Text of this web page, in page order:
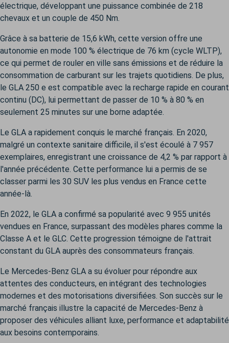
électrique, développant une puissance combinée de 218
chevaux et un couple de 450 Nm.
Grâce à sa batterie de 15,6 kWh, cette version offre une
autonomie en mode 100 % électrique de 76 km (cycle WLTP),
ce qui permet de rouler en ville sans émissions et de réduire la
consommation de carburant sur les trajets quotidiens. De plus,
le GLA 250 e est compatible avec la recharge rapide en courant
continu (DC), lui permettant de passer de 10 % à 80 % en
seulement 25 minutes sur une borne adaptée.
Le GLA a rapidement conquis le marché français. En 2020,
malgré un contexte sanitaire difficile, il s'est écoulé à 7 957
exemplaires, enregistrant une croissance de 4,2 % par rapport à
l'année précédente. Cette performance lui a permis de se
classer parmi les 30 SUV les plus vendus en France cette
année-là.
En 2022, le GLA a confirmé sa popularité avec 9 955 unités
vendues en France, surpassant des modèles phares comme la
Classe A et le GLC. Cette progression témoigne de l'attrait
constant du GLA auprès des consommateurs français.
Le Mercedes-Benz GLA a su évoluer pour répondre aux
attentes des conducteurs, en intégrant des technologies
modernes et des motorisations diversifiées. Son succès sur le
marché français illustre la capacité de Mercedes-Benz à
proposer des véhicules alliant luxe, performance et adaptabilité
aux besoins contemporains.